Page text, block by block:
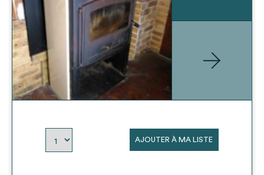
AJOUTER À MA LISTE